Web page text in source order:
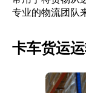
专业的物流团队
卡车货运